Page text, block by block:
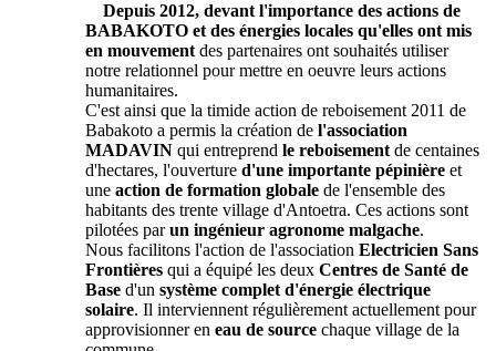
Depuis 2012, devant l'importance des actions de
BABAKOTO et des énergies locales qu'elles ont mis
en mouvement des partenaires ont souhaités utiliser
notre relationnel pour mettre en oeuvre leurs actions
humanitaires.
C'est ainsi que la timide action de reboisement 2011 de
Babakoto a permis la création de l'association
MADAVIN qui entreprend le reboisement de centaines
d'hectares, l'ouverture d'une importante pépinière et
une action de formation globale de l'ensemble des
habitants des trente village d'Antoetra. Ces actions sont
pilotées parun ingénieur agronome malgache.
Nous facilitons l'action de l'association Electricien Sans
Frontières qui a équipé les deux Centres de Santé de
Base d'un système complet d'énergie électrique
solaire. Il interviennent régulièrement actuellement pour
approvisionner en eau de source chaque village de la